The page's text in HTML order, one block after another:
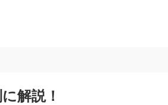
解説！